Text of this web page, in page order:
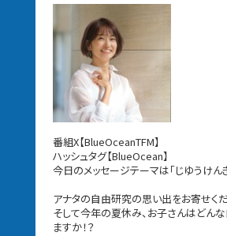
番組X【BlueOceanTFM】
ハッシュタグ【BlueOcean】
今日のメッセージテーマは「じゆうけん
アナタの自由研究の思い出をお寄せくだ
そして今年の夏休み、お子さんはどん
ますか！？